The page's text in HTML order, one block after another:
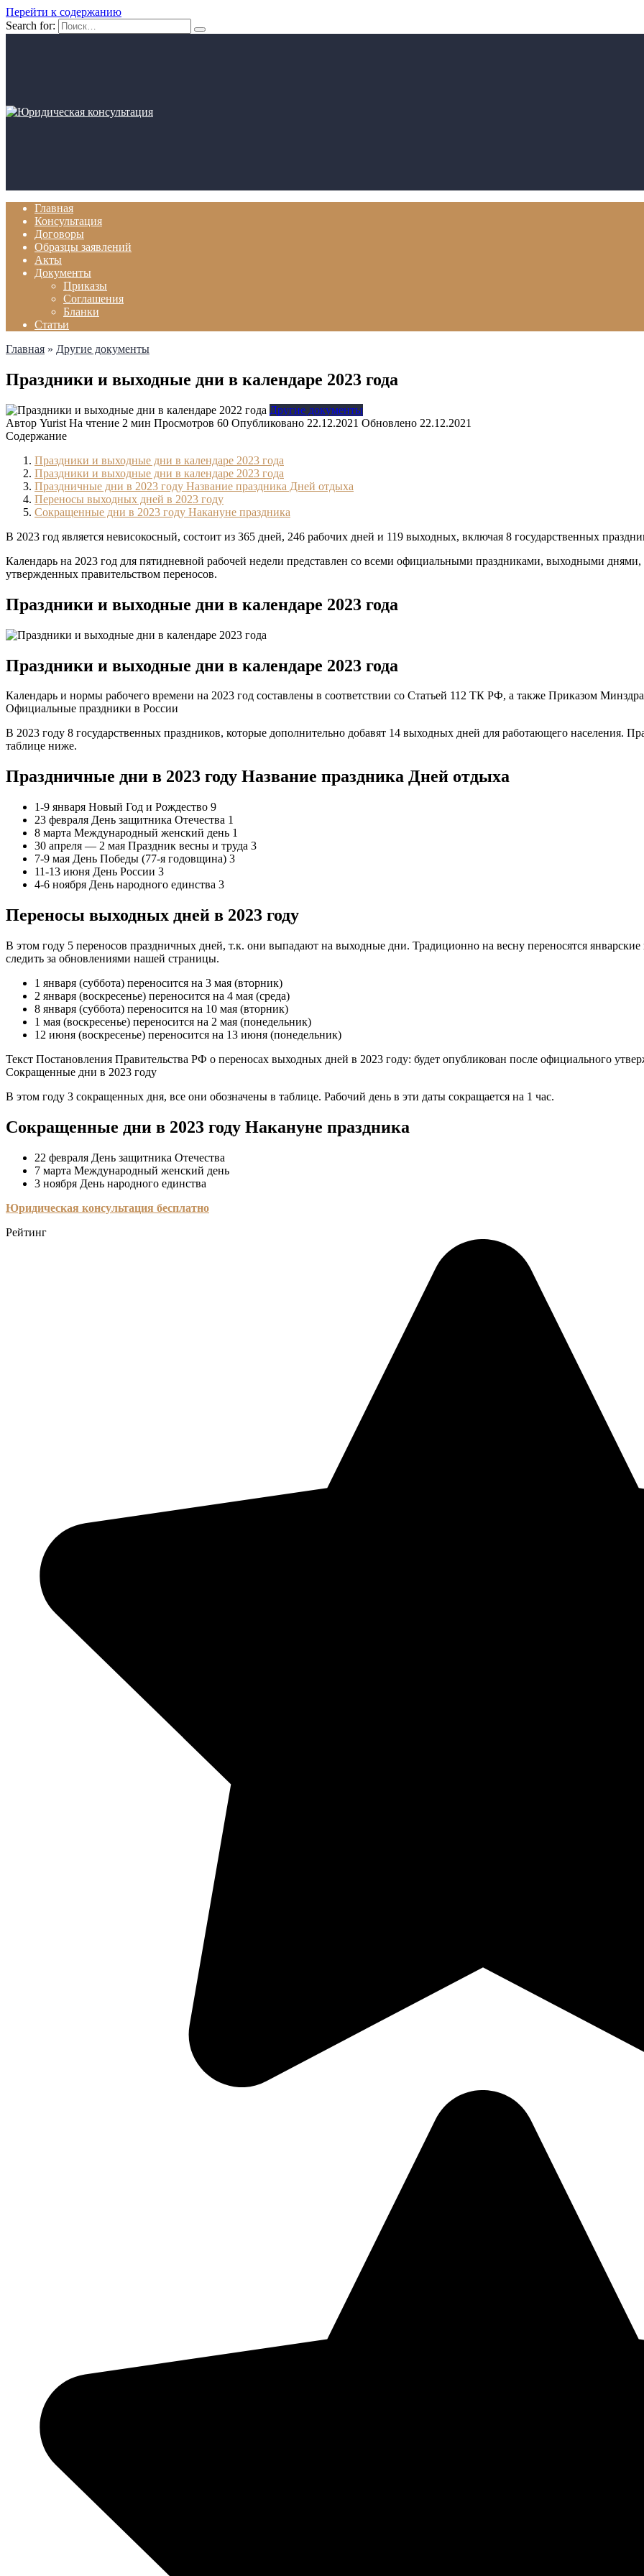
Перейти к содержанию
Search for:
Главная
Консультация
Договоры
Образцы заявлений
Акты
Документы
Приказы
Соглашения
Бланки
Статьи
Главная » Другие документы
Праздники и выходные дни в календаре 2023 года
Другие документы
Автор Yurist На чтение 2 мин Просмотров 60 Опубликовано 22.12.2021 Обновлено 22.12.2021
Содержание
Праздники и выходные дни в календаре 2023 года
Праздники и выходные дни в календаре 2023 года
Праздничные дни в 2023 году Название праздника Дней отдыха
Переносы выходных дней в 2023 году
Сокращенные дни в 2023 году Накануне праздника
В 2023 год является невисокосный, состоит из 365 дней, 246 рабочих дней и 119 выходных, включая 8 государственных
Календарь на 2023 год для пятидневной рабочей недели представлен со всеми официальными праздниками, выходными
утвержденных правительством переносов.
Праздники и выходные дни в календаре 2023 года
Праздники и выходные дни в календаре 2023 года
Календарь и нормы рабочего времени на 2023 год составлены в соответствии со Cтатьей 112 ТК РФ, а также Приказом
Официальные праздники в России
В 2023 году 8 государственных праздников, которые дополнительно добавят 14 выходных дней для работающего населения.
таблице ниже.
Праздничные дни в 2023 году Название праздника Дней отдыха
1-9 января Новый Год и Рождество 9
23 февраля День защитника Отечества 1
8 марта Международный женский день 1
30 апреля — 2 мая Праздник весны и труда 3
7-9 мая День Победы (77-я годовщина) 3
11-13 июня День России 3
4-6 ноября День народного единства 3
Переносы выходных дней в 2023 году
В этом году 5 переносов праздничных дней, т.к. они выпадают на выходные дни. Традиционно на весну переносятся
следить за обновлениями нашей страницы.
1 января (суббота) переносится на 3 мая (вторник)
2 января (воскресенье) переносится на 4 мая (среда)
8 января (суббота) переносится на 10 мая (вторник)
1 мая (воскресенье) переносится на 2 мая (понедельник)
12 июня (воскресенье) переносится на 13 июня (понедельник)
Текст Постановления Правительства РФ о переносах выходных дней в 2023 году: будет опубликован после официального
Сокращенные дни в 2023 году
В этом году 3 сокращенных дня, все они обозначены в таблице. Рабочий день в эти даты сокращается на 1 час.
Сокращенные дни в 2023 году Накануне праздника
22 февраля День защитника Отечества
7 марта Международный женский день
3 ноября День народного единства
Юридическая консультация бесплатно
Рейтинг